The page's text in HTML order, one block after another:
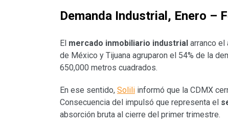
Demanda Industrial, Enero –
El mercado inmobiliario industrial arranco el
de México y Tijuana agruparon el 54% de la
650,000 metros cuadrados.
En ese sentido, Solili informó que la CDMX
Consecuencia del impulsó que representa el
absorción bruta al cierre del primer trimestre.